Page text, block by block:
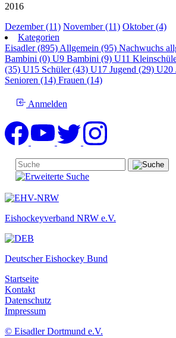
2016
Dezember (11) November (11) Oktober (4)
Kategorien
Eisadler (895) Allgemein (95) Nachwuchs
Bambini (0) U9 Bambini (9) U11
(35) U15 Schüler (43) U17 Jugend (29) U20
Senioren (14) Frauen (14)
Anmelden
Eishockeyverband NRW e.V.
Deutscher Eishockey Bund
Startseite
Kontakt
Datenschutz
Impressum
© Eisadler Dortmund e.V.